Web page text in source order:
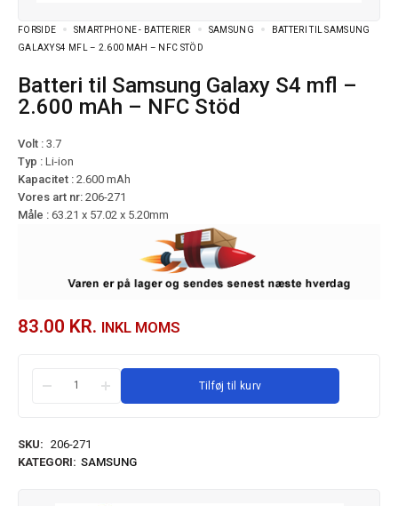
FORSIDE SMARTPHONE - BATTERIER SAMSUNG
BATTERI TIL SAMSUNG
GALAXY S4 MFL – 2.600 MAH – NFC STÖD
Batteri til Samsung Galaxy S4 mfl –
2.600 mAh – NFC Stöd
Volt : 3.7
Typ : Li-ion
Kapacitet : 2.600 mAh
Vores art nr: 206-271
Måle : 63.21 x 57.02 x 5.20mm
83.00 KR. INKL MOMS
Tilføj til kurv
SKU: 206-271
KATEGORI: SAMSUNG